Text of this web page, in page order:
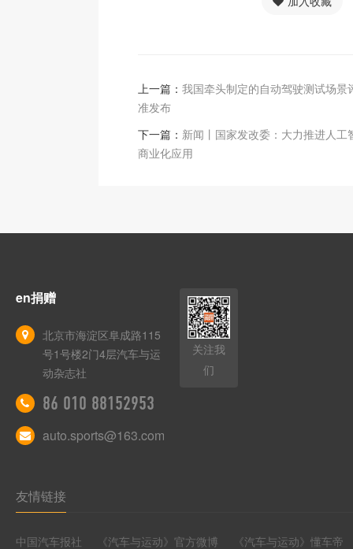
上一篇： 我国牵头制定的自动驾驶测试场景
准发布
下一篇： 新闻丨国家发改委：大力推进人工
商业化应用
en捐赠
北京市海淀区阜成路115
号1号楼2门4层汽车与运
动杂志社
86 010 88152953
auto.sports@163.com
关注我
们
友情链接
中国汽车报社 《汽车与运动》官方微博 《汽车与运动》懂车帝